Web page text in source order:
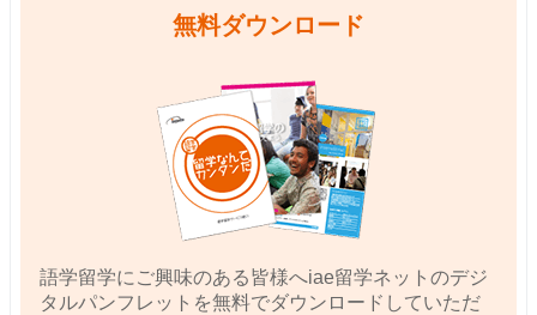
無料ダウンロード
語学留学にご興味のある皆様へiae留学ネットのデジ
タルパンフレットを無料でダウンロードしていただ